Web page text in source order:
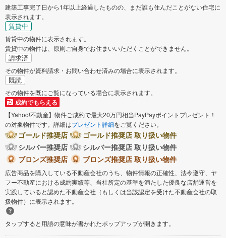
建築工事完了日から1年以上経過したものの、まだ誰も住んだことがない住宅に
表示されます。
賃貸中
賃貸中の物件に表示されます。
賃貸中の物件は、原則ご自身でお住まいいただくことができません。
請求済
その物件が資料請求・お問い合わせ済みの場合に表示されます。
既読
その物件を既にご覧になっている場合に表示されます。
成約でもらえる
【Yahoo!不動産】物件ご成約で最大20万円相当PayPayポイントプレゼント！
の対象物件です。詳細はプレゼント詳細をご覧ください。
ゴールド推奨店
ゴールド推奨店 取り扱い物件
シルバー推奨店
シルバー推奨店 取り扱い物件
ブロンズ推奨店
ブロンズ推奨店 取り扱い物件
広告商品を購入している不動産会社のうち、物件情報の正確性、法令遵守、ヤ
フー不動産における成約実績等、当社所定の基準を満たした優良な店舗運営を
実践していると認めた不動産会社（もしくは当該認定を受けた不動産会社の取
扱物件）に表示されます。
タップすると用語の意味が書かれたポップアップが開きます。